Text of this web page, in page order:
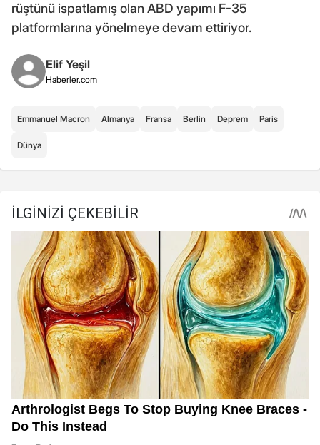
rüştünü ispatlamış olan ABD yapımı F-35
platformlarına yönelmeye devam ettiriyor.
Elif Yeşil
Haberler.com
Emmanuel Macron Almanya Fransa Berlin Deprem Paris
Dünya